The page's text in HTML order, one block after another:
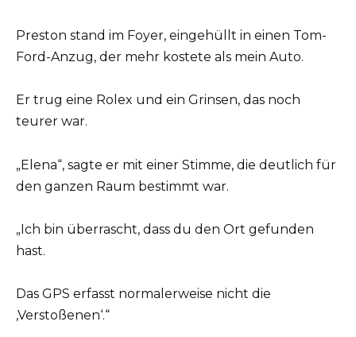
Preston stand im Foyer, eingehüllt in einen Tom-
Ford-Anzug, der mehr kostete als mein Auto.
Er trug eine Rolex und ein Grinsen, das noch
teurer war.
„Elena“, sagte er mit einer Stimme, die deutlich für
den ganzen Raum bestimmt war.
„Ich bin überrascht, dass du den Ort gefunden
hast.
Das GPS erfasst normalerweise nicht die
‚Verstoßenen‘.“